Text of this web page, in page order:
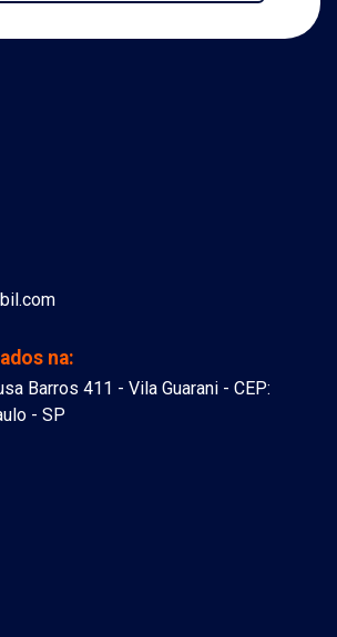
na:
Barros 411 - Vila Guarani - CEP:
- SP